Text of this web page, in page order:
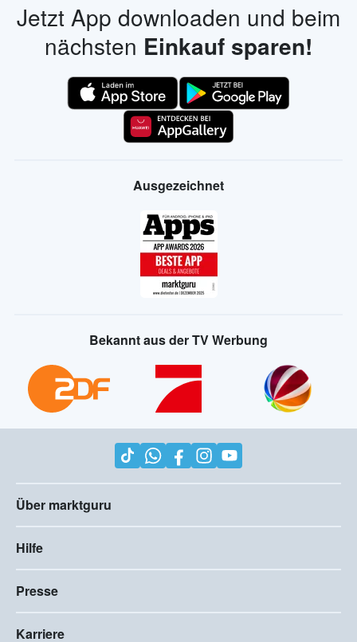
Jetzt App downloaden und beim
nächsten Einkauf sparen!
Ausgezeichnet
Bekannt aus der TV Werbung
Über marktguru
Hilfe
Presse
Karriere